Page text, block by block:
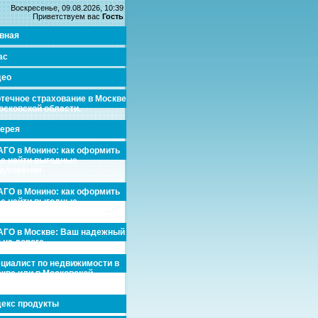
Воскресенье, 09.08.2026, 10:39
Приветствуем вас Гость
страхование в Москве
области.
в Монино: как оформить
найти выгодные
в Монино: как оформить
найти выгодные
в Москве: Ваш надежный
на дороге
по недвижимости в
или в Московской
продукты